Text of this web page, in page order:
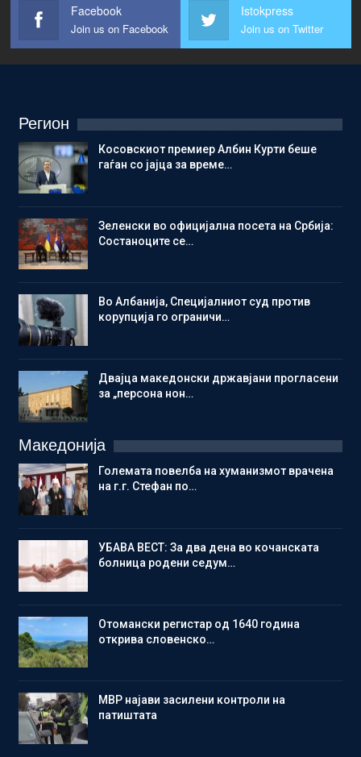
Facebook
Join us on Facebook
Istokpress
Join us on Twitter
Регион
Косовскиот премиер Албин Курти беше
гаѓан со јајца за време…
Зеленски во официјална посета на Србија:
Состаноците се…
Во Албанија, Специјалниот суд против
корупција го ограничи…
Двајца македонски државјани прогласени
за „персона нон…
Македонија
Големата повелба на хуманизмот врачена
на г.г. Стефан по…
УБАВА ВЕСТ: За два дена во кочанската
болница родени седум…
Отомански регистар од 1640 година
открива словенско…
МВР најави засилени контроли на
патиштата